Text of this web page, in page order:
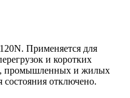
Применяется для
и коpотких
промышленных и жилых
отключено.